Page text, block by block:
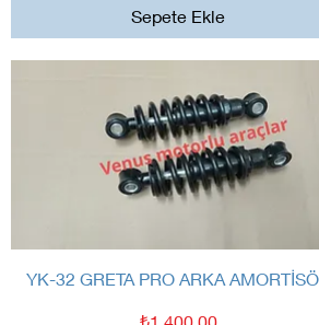
Sepete Ekle
Hızlı Bakış
YK-32 GRETA PRO ARKA
Fiyat